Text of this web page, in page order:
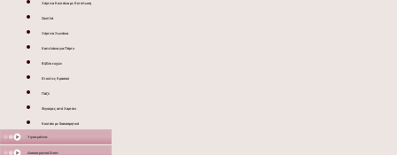
Χάρτινα Κουτάκια με Εκτύπωση
Σουπλά
Χάρτινα Χωνάκια
Καπελάκια για Πάρτυ
Βιβλίο ευχών
Ετικέτες Κρασιού
Πάζλ
Φιγούρες από Χαρτόνι
Κουτάκι με διακοσμητικό
Υφασμάτινα
Διακοσμητικά Σταντ